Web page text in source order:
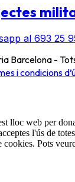
al 693 25
Barcelona -
i condicions
lloc web per
l'ús de
Pots